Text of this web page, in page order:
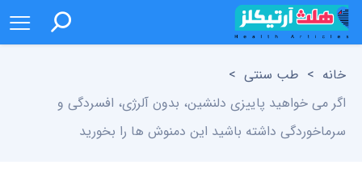
خانه > طب سنتی >
اگر می خواهید پاییزی دلنشین، بدون آلرژی، افسردگی و
سرماخوردگی‌ داشته باشید این دمنوش ها را بخورید